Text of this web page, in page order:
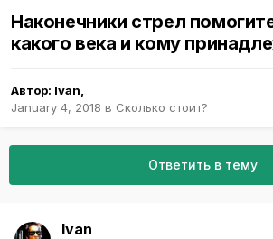
Наконечники стрел
какого века и кому
Автор: Ivan
January 4, 2018 в Сколько стоит?
Ответить в тему
Ivan